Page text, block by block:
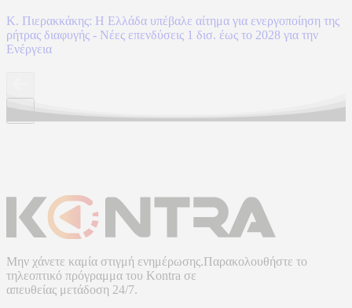
Κ. Πιερακκάκης: Η Ελλάδα υπέβαλε αίτημα για ενεργοποίηση της
ρήτρας διαφυγής - Νέες επενδύσεις 1 δισ. έως το 2028 για την
Ενέργεια
Μην χάνετε καμία στιγμή ενημέρωσης.Παρακολουθήστε το
τηλεοπτικό πρόγραμμα του Kontra σε
απευθείας μετάδοση 24/7.